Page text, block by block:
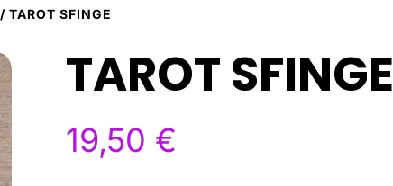
/ TAROT SFINGE
TAROT SFINGE
19,50 €